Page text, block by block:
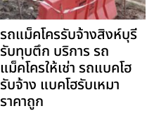
รถแม็คโครรับจ้างสิงห์บุรี
รับทุบตึก บริการ รถ
แม็คโครให้เช่า รถแบคโฮ
รับจ้าง แบคโฮรับเหมา
ราคาถูก